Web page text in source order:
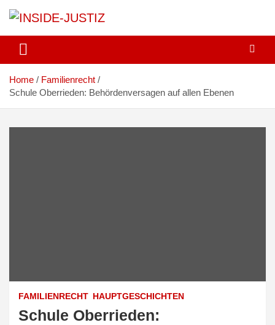
INSIDE-JUSTIZ
Home
Familienrecht
Schule Oberrieden: Behördenversagen auf allen Ebenen
FAMILIENRECHT HAUPTGESCHICHTEN
Schule Oberrieden: